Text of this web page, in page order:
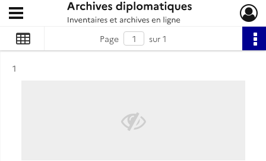
Archives diplomatiques
Ouvrir le menu déroulant
Page sur 1
Résultat n°
1